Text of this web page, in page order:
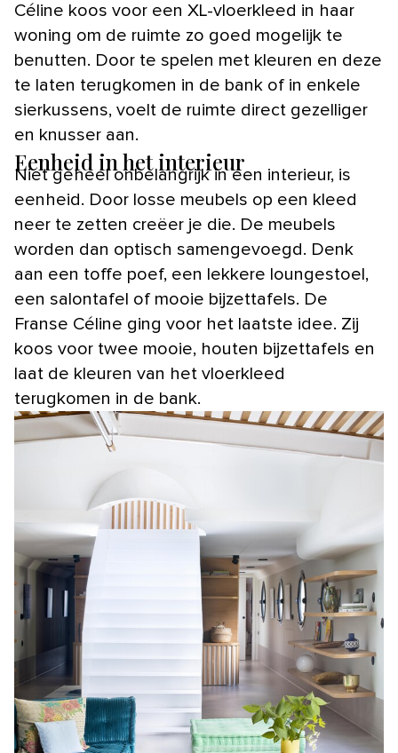
Céline koos voor een XL-vloerkleed in haar
woning om de ruimte zo goed mogelijk te
benutten. Door te spelen met kleuren en deze
te laten terugkomen in de bank of in enkele
sierkussens, voelt de ruimte direct gezelliger
en knusser aan.
Eenheid in het interieur
Niet geheel onbelangrijk in een interieur, is
eenheid. Door losse meubels op een kleed
neer te zetten creëer je die. De meubels
worden dan optisch samengevoegd. Denk
aan een toffe poef, een lekkere loungestoel,
een salontafel of mooie bijzettafels. De
Franse Céline ging voor het laatste idee. Zij
koos voor twee mooie, houten bijzettafels en
laat de kleuren van het vloerkleed
terugkomen in de bank.